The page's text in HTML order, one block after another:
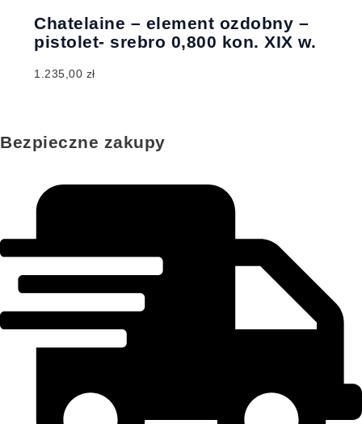
Chatelaine – element ozdobny –
pistolet- srebro 0,800 kon. XIX w.
1.235,00 zł
Bezpieczne zakupy